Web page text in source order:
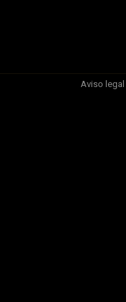
Aviso legal